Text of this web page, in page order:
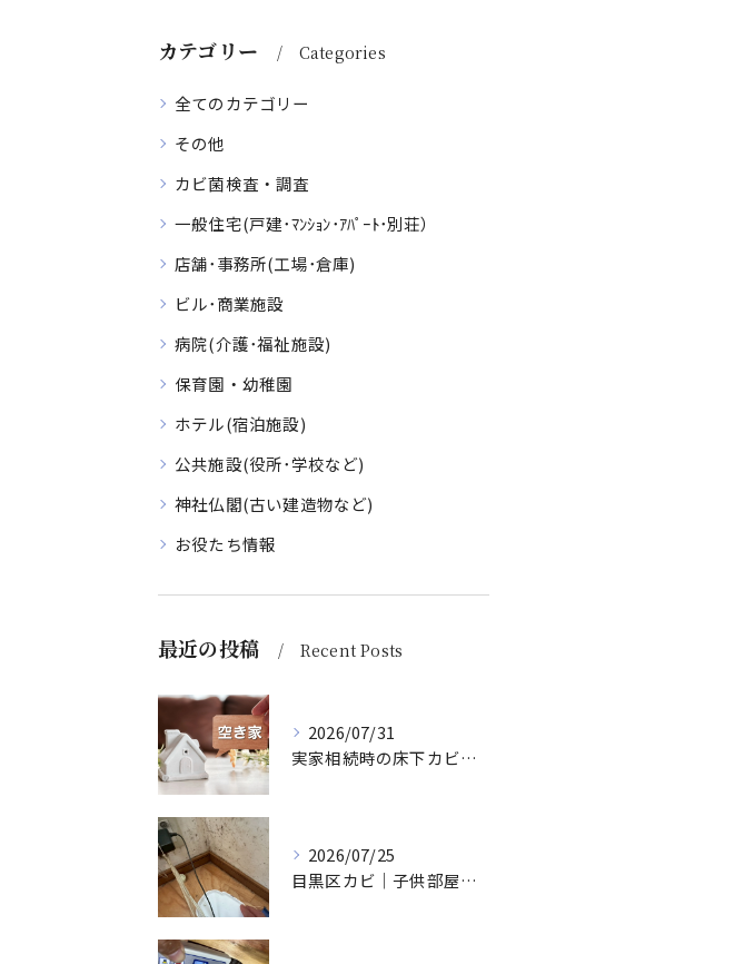
カテゴリー Categories
全てのカテゴリー
その他
カビ菌検査・調査
一般住宅(戸建･ﾏﾝｼｮﾝ･ｱﾊﾟｰﾄ･別荘）
店舗･事務所(工場･倉庫)
ビル･商業施設
病院(介護･福祉施設)
保育園・幼稚園
ホテル(宿泊施設)
公共施設(役所･学校など)
神社仏閣(古い建造物など)
お役たち情報
最近の投稿 Recent Posts
2026/07/31
実家相続時の床下カビ対策｜空き家の資産価値を落とさない除カビ
2026/07/25
目黒区カビ｜子供部屋の冬型結露と壁床のカビ除去